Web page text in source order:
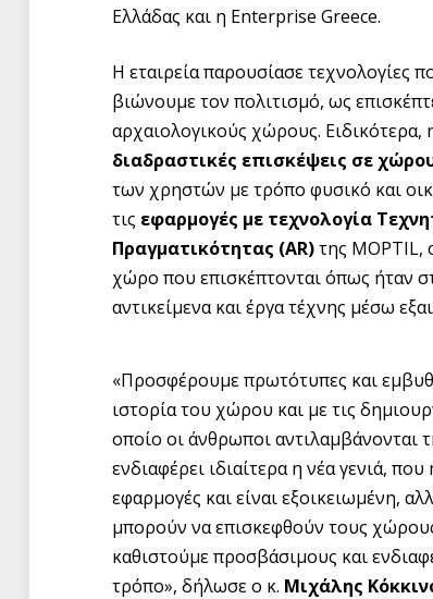
Ελλάδας και η Enterprise Greece.
Η εταιρεία παρουσίασε τεχνολογίες
βιώνουμε τον πολιτισμό, ως
αρχαιολογικούς χώρους.
διαδραστικές επισκέψεις σε
των χρηστών με τρόπο φυσικό και
τις εφαρμογές με τεχνολογία
Πραγματικότητας (AR)της MOPTIL,
χώρο που επισκέπτονται όπως ήταν
αντικείμενα και έργα τέχνης μέσω
«Προσφέρουμε πρωτότυπες και
ιστορία του χώρου και με τις
οποίο οι άνθρωποι αντιλαμβάνονται
ενδιαφέρει ιδιαίτερα η νέα γενιά,
εφαρμογές και είναι εξοικειωμένη,
μπορούν να επισκεφθούν τους
καθιστούμε προσβάσιμους και
τρόπο», δήλωσε ο κ. Μιχάλης